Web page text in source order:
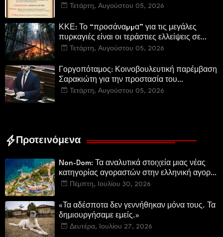
Σωτήρος Καμενων Βουρλων (Μονή Αγιάς ή
Τετάρτη, Αυγούστου 05, 2026
ΚΚΕ: Το “προσάναµµα” για τις μεγάλες
πυρκαγιές είναι οι τεράστιες ελλείψεις σε
µέσα και προσωπικό στην Πυροσβεστική και
Τετάρτη, Αυγούστου 05, 2026
Γοργοπόταμος: Κοινοβουλευτική παρέμβαση
Σαρακιώτη για την προστασία του
εμβληματικού φυσικού και ιστορικού
Τετάρτη, Αυγούστου 05, 2026
Προτεινόμενα
Non-Dom: Τα αναλυτικά στοιχεία μιας νέας
κατηγορίας αγοραστών στην ελληνική αγορά
πολυτελών κατοικιών
Πέμπτη, Ιουλίου 30, 2026
«Τα αδέσποτα δεν γεννήθηκαν μόνα τους. Τα
δημιουργήσαμε εμείς.»
Δευτέρα, Ιουλίου 27, 2026